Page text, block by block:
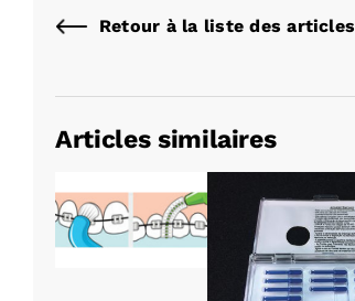
Retour à la liste des articles
Articles similaires